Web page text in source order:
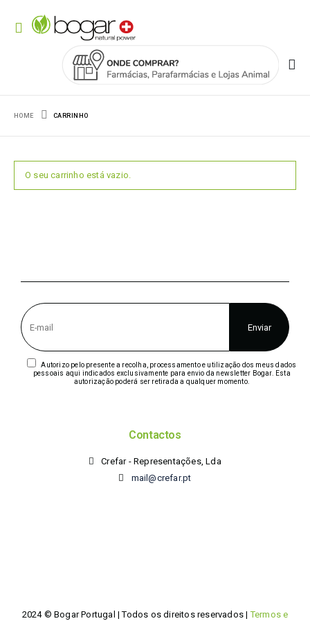
HOME CARRINHO
O seu carrinho está vazio.
Autorizo pelo presente a recolha, processamento e utilização dos meus dados
pessoais aqui indicados exclusivamente para envio da newsletter Bogar. Esta
autorização poderá ser retirada a qualquer momento.
Contactos
Crefar - Representações, Lda
mail@crefar.pt
2024 © Bogar Portugal | Todos os direitos reservados |Termos e